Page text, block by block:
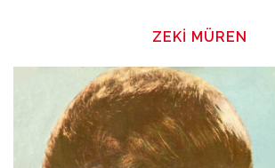
Hakkımızda
Sanatçılar
ZEKI MÜREN